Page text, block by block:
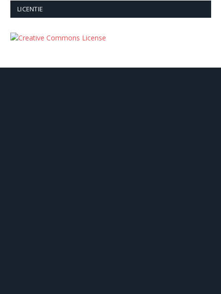
LICENTIE